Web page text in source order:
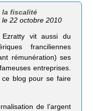
la fiscalité
, le 22 octobre 2010
vit aussi du
franciliennes
rémunération) ses
entreprises.
blog pour se faire
de l’argent